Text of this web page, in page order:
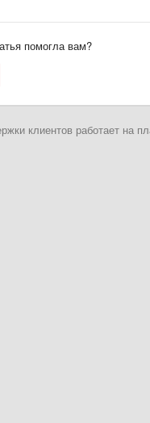
помогла вам?
клиентов работает на